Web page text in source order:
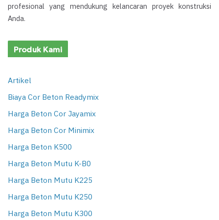
profesional yang mendukung kelancaran proyek konstruksi
Anda.
Produk Kami
Artikel
Biaya Cor Beton Readymix
Harga Beton Cor Jayamix
Harga Beton Cor Minimix
Harga Beton K500
Harga Beton Mutu K-B0
Harga Beton Mutu K225
Harga Beton Mutu K250
Harga Beton Mutu K300